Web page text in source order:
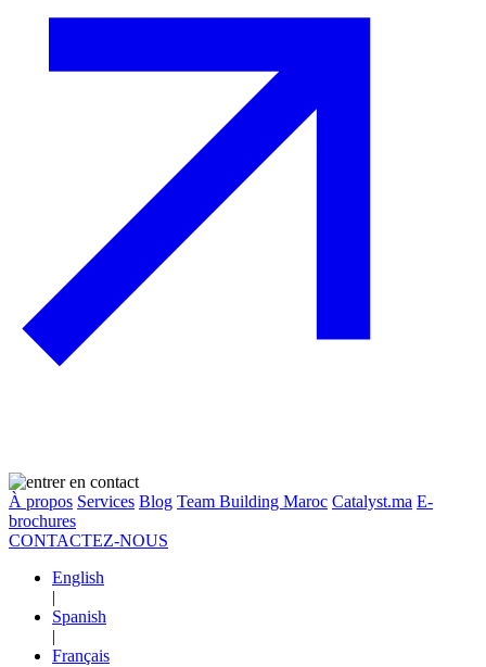
À propos Services Blog Team Building Maroc Catalyst.ma E-
brochures
CONTACTEZ-NOUS
English
|
Spanish
|
Français